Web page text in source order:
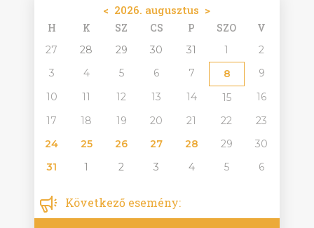
< 2026. augusztus >
H K SZ CS P SZO V
27 28 29 30 31 1
2
3
4 5 6 7 8
9
10
11 12 13 14 15
16
17
18 19 20 21 22
23
24
25 26 27 28 29
30
31
1 2 3 4 5 6
Következő esemény: